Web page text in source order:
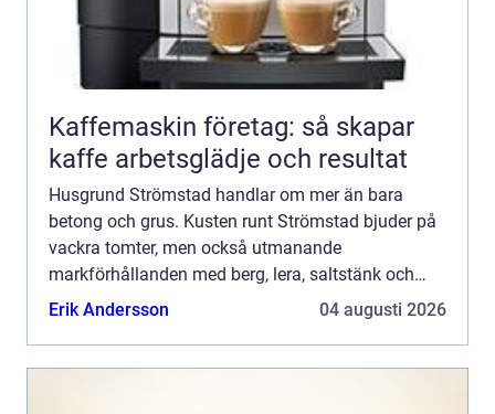
Kaffemaskin företag: så skapar
kaffe arbetsglädje och resultat
Husgrund Strömstad handlar om mer än bara
betong och grus. Kusten runt Strömstad bjuder på
vackra tomter, men också utmanande
markförhållanden med berg, lera, saltstänk och
variationer i vattennivå. F&...
Erik Andersson 04 augusti 2026